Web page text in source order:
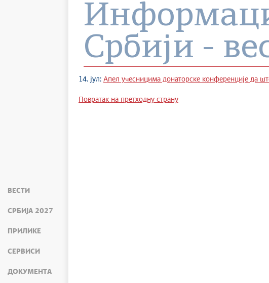
ВЕСТИ
СРБИЈА 2027
ПРИЛИКЕ
СЕРВИСИ
ДОКУМЕНТА
Србији -
14. јул: Апел учесницима донаторске конференције да
Повратак на претходну страну